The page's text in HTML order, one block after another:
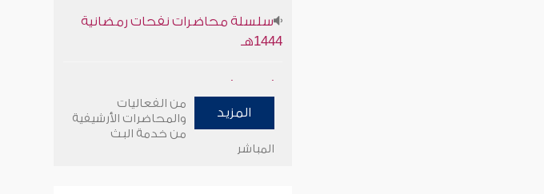
1444هـ
وأمنهم من خوف 9
المزيد
من الفعاليات
والمحاضرات الأرشيفية
من خدمة البث
المباشر